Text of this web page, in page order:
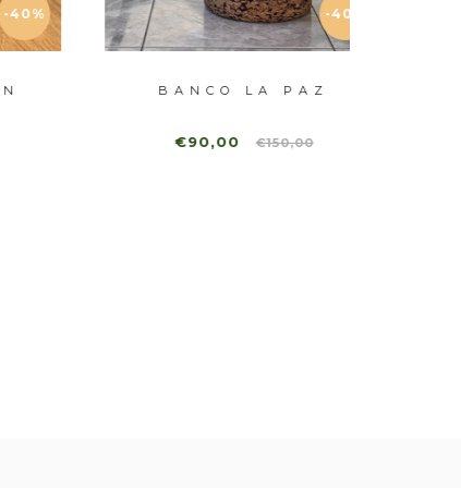
-40%
BANCO LA PAZ
€90,00 €150,00